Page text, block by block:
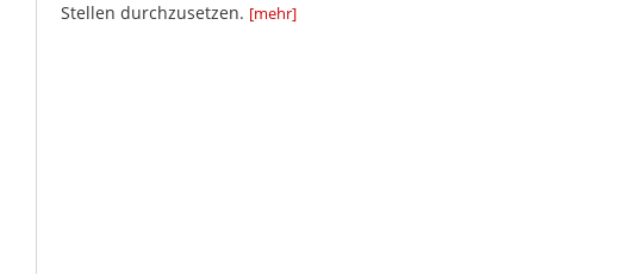
Stellen durchzusetzen. [mehr]